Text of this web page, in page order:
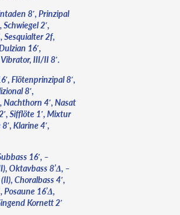
8′, Prinzipal
Schwiegel 2′,
Sesquialter 2f,
16′,
III/II 8′.
Flötenprinzipal 8′,
8′,
Nachthorn 4′, Nasat
Sifflöte 1′, Mixtur
Klarine 4′,
16′, –
Oktavbass 8’Δ, –
Choralbass 4′,
16’Δ,
Kornett 2′